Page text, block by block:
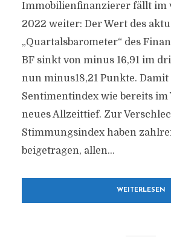
Immobilienfinanzierer fällt im
2022 weiter: Der Wert des
„Quartalsbarometer“ des
BF sinkt von minus 16,91 im
nun minus18,21 Punkte.
Sentimentindex wie bereits im
neues Allzeittief. Zur
Stimmungsindex haben
beigetragen, allen...
WEITERLESEN